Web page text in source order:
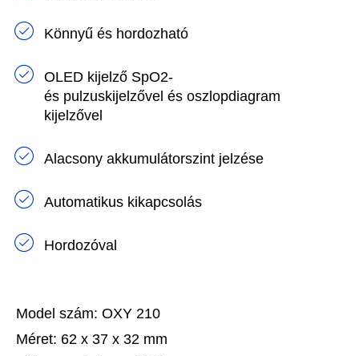
Könnyű és hordozható
OLED kijelző SpO2-
és pulzuskijelzővel és oszlopdiagram
kijelzővel
Alacsony akkumulátorszint jelzése
Automatikus kikapcsolás
Hordozóval
Model szám: OXY 210
Méret: 62 x 37 x 32 mm